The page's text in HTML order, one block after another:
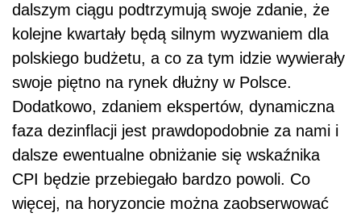
dalszym ciągu podtrzymują swoje zdanie, że
kolejne kwartały będą silnym wyzwaniem dla
polskiego budżetu, a co za tym idzie wywierały
swoje piętno na rynek dłużny w Polsce.
Dodatkowo, zdaniem ekspertów, dynamiczna
faza dezinflacji jest prawdopodobnie za nami i
dalsze ewentualne obniżanie się wskaźnika
CPI będzie przebiegało bardzo powoli. Co
więcej, na horyzoncie można zaobserwować